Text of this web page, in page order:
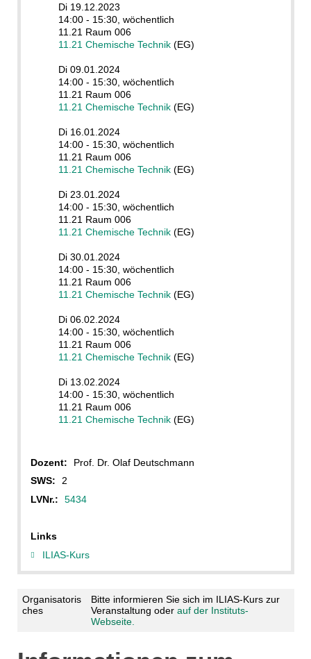
Di 19.12.2023
14:00 - 15:30, wöchentlich
11.21 Raum 006
11.21 Chemische Technik(EG)
Di 09.01.2024
14:00 - 15:30, wöchentlich
11.21 Raum 006
11.21 Chemische Technik(EG)
Di 16.01.2024
14:00 - 15:30, wöchentlich
11.21 Raum 006
11.21 Chemische Technik(EG)
Di 23.01.2024
14:00 - 15:30, wöchentlich
11.21 Raum 006
11.21 Chemische Technik(EG)
Di 30.01.2024
14:00 - 15:30, wöchentlich
11.21 Raum 006
11.21 Chemische Technik(EG)
Di 06.02.2024
14:00 - 15:30, wöchentlich
11.21 Raum 006
11.21 Chemische Technik(EG)
Di 13.02.2024
14:00 - 15:30, wöchentlich
11.21 Raum 006
11.21 Chemische Technik(EG)
Dozent:
Prof. Dr. Olaf Deutschmann
SWS:
2
LVNr.:
5434
Links
ILIAS-Kurs
Organisatoris
ches
Bitte informieren Sie sich im ILIAS-Kurs zur
Veranstaltung oder auf der Instituts-
Webseite.